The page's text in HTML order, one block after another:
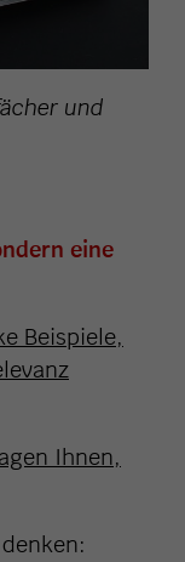
und
eine
Beispiele,
Ihnen,